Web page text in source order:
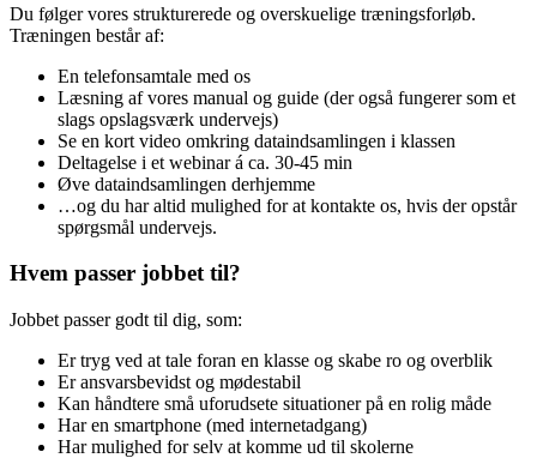
Du følger vores strukturerede og overskuelige træningsforløb.
Træningen består af:
En telefonsamtale med os
Læsning af vores manual og guide (der også fungerer som et
slags opslagsværk undervejs)
Se en kort video omkring dataindsamlingen i klassen
Deltagelse i et webinar á ca. 30-45 min
Øve dataindsamlingen derhjemme
…og du har altid mulighed for at kontakte os, hvis der opstår
spørgsmål undervejs.
Hvem passer jobbet til?
Jobbet passer godt til dig, som:
Er tryg ved at tale foran en klasse og skabe ro og overblik
Er ansvarsbevidst og mødestabil
Kan håndtere små uforudsete situationer på en rolig måde
Har en smartphone (med internetadgang)
Har mulighed for selv at komme ud til skolerne